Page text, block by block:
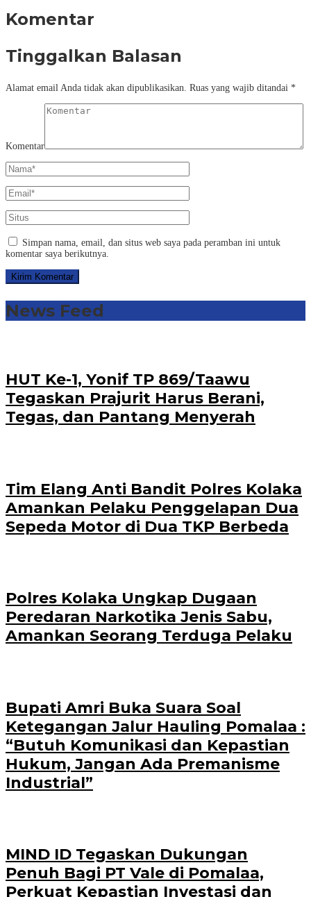
Komentar
Tinggalkan Balasan
Alamat email Anda tidak akan dipublikasikan. Ruas yang wajib ditandai *
Komentar
Simpan nama, email, dan situs web saya pada peramban ini untuk
komentar saya berikutnya.
News Feed
HUT Ke-1, Yonif TP 869/Taawu
Tegaskan Prajurit Harus Berani,
Tegas, dan Pantang Menyerah
Tim Elang Anti Bandit Polres Kolaka
Amankan Pelaku Penggelapan Dua
Sepeda Motor di Dua TKP Berbeda
Polres Kolaka Ungkap Dugaan
Peredaran Narkotika Jenis Sabu,
Amankan Seorang Terduga Pelaku
Bupati Amri Buka Suara Soal
Ketegangan Jalur Hauling Pomalaa :
“Butuh Komunikasi dan Kepastian
Hukum, Jangan Ada Premanisme
Industrial”
MIND ID Tegaskan Dukungan
Penuh Bagi PT Vale di Pomalaa,
Perkuat Kepastian Investasi dan